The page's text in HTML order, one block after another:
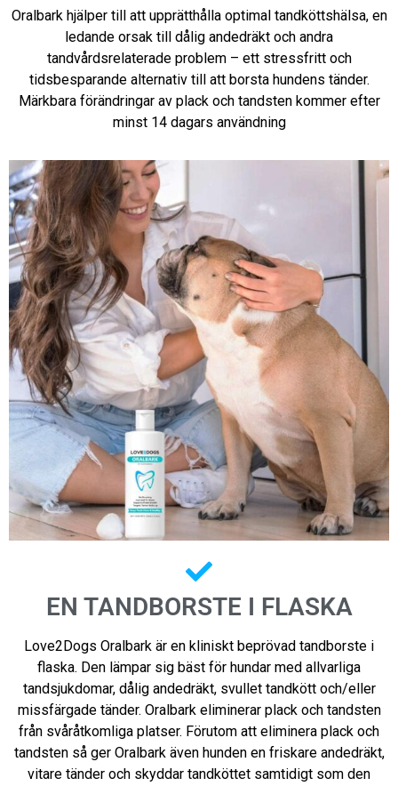
Oralbark hjälper till att upprätthålla optimal tandköttshälsa, en
ledande orsak till dålig andedräkt och andra
tandvårdsrelaterade problem – ett stressfritt och
tidsbesparande alternativ till att borsta hundens tänder.
Märkbara förändringar av plack och tandsten kommer efter
minst 14 dagars användning
EN TANDBORSTE I FLASKA
Love2Dogs Oralbark är en kliniskt beprövad tandborste i
flaska. Den lämpar sig bäst för hundar med allvarliga
tandsjukdomar, dålig andedräkt, svullet tandkött och/eller
missfärgade tänder. Oralbark eliminerar plack och tandsten
från svåråtkomliga platser. Förutom att eliminera plack och
tandsten så ger Oralbark även hunden en friskare andedräkt,
vitare tänder och skyddar tandköttet samtidigt som den